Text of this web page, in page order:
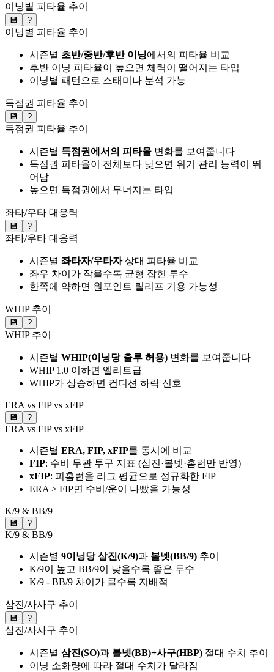
이닝별 피타율 추이
💾 ?
이닝별 피타율 추이
시즌별 초반/중반/후반 이닝에서의 피타율 비교
후반 이닝 피타율이 높으면 체력이 떨어지는 타입
이닝별 패턴으로 스태미나 분석 가능
득점권 피타율 추이
💾 ?
득점권 피타율 추이
시즌별 득점권에서의 피타율 변화를 보여줍니다
득점권 피타율이 전체보다 낮으면 위기 관리 능력이 뛰
어남
높으면 득점권에서 무너지는 타입
좌타/우타 대응력
💾 ?
좌타/우타 대응력
시즌별 좌타자/우타자상대 피타율 비교
좌우 차이가 작을수록 균형 잡힌 투수
한쪽에 약하면 원포인트 릴리프 기용 가능성
WHIP 추이
💾 ?
WHIP 추이
시즌별 WHIP(이닝당 출루 허용) 변화를 보여줍니다
WHIP 1.0 이하면 엘리트급
WHIP가 상승하면 컨디션 하락 신호
ERA vs FIP vs xFIP
💾 ?
ERA vs FIP vs xFIP
시즌별 ERA, FIP, xFIP를 동시에 비교
FIP: 수비 무관 투구 지표 (삼진·볼넷·홈런만 반영)
xFIP: 피홈런을 리그 평균으로 정규화한 FIP
ERA > FIP면 수비/운이 나빴을 가능성
K/9 & BB/9
💾 ?
K/9 & BB/9
시즌별 9이닝당 삼진(K/9)과 볼넷(BB/9) 추이
K/9이 높고 BB/9이 낮을수록 좋은 투수
K/9 - BB/9 차이가 클수록 지배적
삼진/사사구 추이
💾 ?
삼진/사사구 추이
시즌별 삼진(SO)과 볼넷(BB)+사구(HBP) 절대 수치 추이
이닝 소화량에 따라 절대 수치가 달라짐